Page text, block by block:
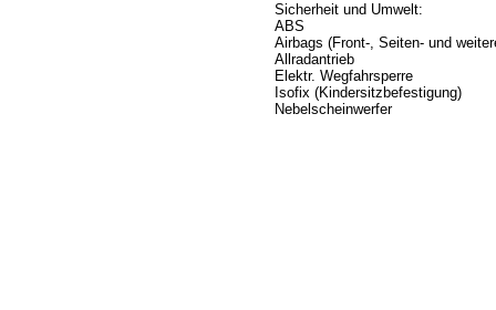
Sicherheit und Umwelt:
ABS
Airbags (Front-, Seiten- und
Allradantrieb
Elektr. Wegfahrsperre
Isofix (Kindersitzbefestigung)
Nebelscheinwerfer